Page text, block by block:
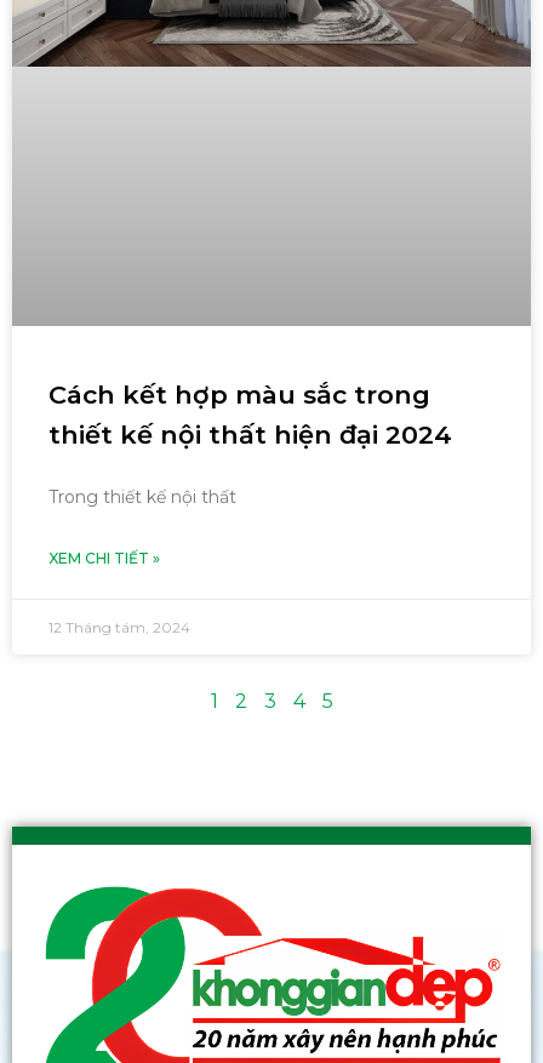
Cách kết hợp màu sắc trong
thiết kế nội thất hiện đại 2024
Trong thiết kế nội thất
XEM CHI TIẾT »
12 Tháng tám, 2024
1 2 3 4 5